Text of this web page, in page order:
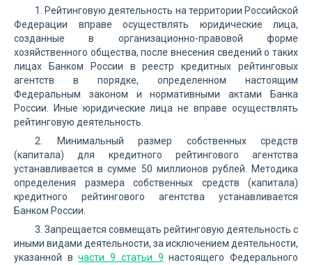
1. Рейтинговую деятельность на территории Российской
Федерации вправе осуществлять юридические лица,
созданные в организационно-правовой форме
хозяйственного общества, после внесения сведений о таких
лицах Банком России в реестр кредитных рейтинговых
агентств в порядке, определенном настоящим
Федеральным законом и нормативными актами Банка
России. Иные юридические лица не вправе осуществлять
рейтинговую деятельность.
2. Минимальный размер собственных средств
(капитала) для кредитного рейтингового агентства
устанавливается в сумме 50 миллионов рублей. Методика
определения размера собственных средств (капитала)
кредитного рейтингового агентства устанавливается
Банком России.
3. Запрещается совмещать рейтинговую деятельность с
иными видами деятельности, за исключением деятельности,
указанной вчасти 9 статьи 9 настоящего Федерального